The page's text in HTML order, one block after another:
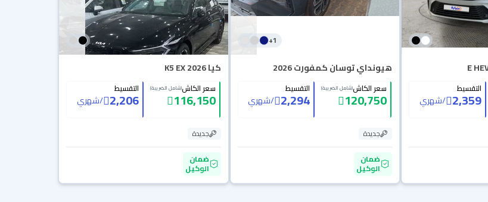
التقسيط
2,359
/شهري
1
+
هيونداي توسان كمفورت 2026
سعر الكاش(شامل الضريبة)
120,750
التقسيط
2,294
/شهري
جديدة
ضمان
الوكيل
كيا K5 EX 2026
سعر الكاش(شامل الضريبة)
116,150
التقسيط
2,206
/شهري
جديدة
ضمان
الوكيل